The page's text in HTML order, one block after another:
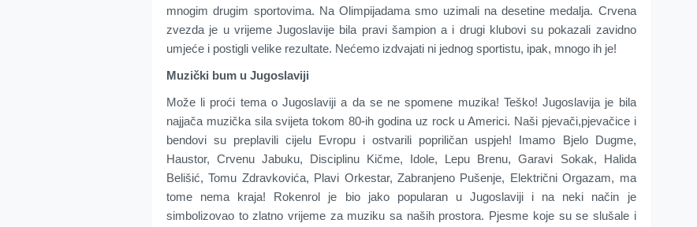
mnogim drugim sportovima. Na Olimpijadama smo uzimali na desetine medalja. Crvena
zvezda je u vrijeme Jugoslavije bila pravi šampion a i drugi klubovi su pokazali zavidno
umjeće i postigli velike rezultate. Nećemo izdvajati ni jednog sportistu, ipak, mnogo ih je!
Muzički bum u Jugoslaviji
Može li proći tema o Jugoslaviji a da se ne spomene muzika! Teško! Jugoslavija je bila
najjača muzička sila svijeta tokom 80-ih godina uz rock u Americi. Naši pjevači,pjevačice i
bendovi su preplavili cijelu Evropu i ostvarili popriličan uspjeh! Imamo Bjelo Dugme,
Haustor, Crvenu Jabuku, Disciplinu Kičme, Idole, Lepu Brenu, Garavi Sokak, Halida
Belišić, Tomu Zdravkovića, Plavi Orkestar, Zabranjeno Pušenje, Električni Orgazam, ma
tome nema kraja! Rokenrol je bio jako popularan u Jugoslaviji i na neki način je
simbolizovao to zlatno vrijeme za muziku sa naših prostora. Pjesme koje su se slušale i